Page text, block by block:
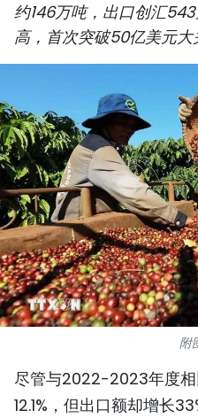
环保
国际
旅游
友谊桥
史海
多功能
图表新
图库
约146万吨，出口创汇
高，首次突破50亿美元大
附
尽管与2022-2023年度
12.1%，但出口额却增长